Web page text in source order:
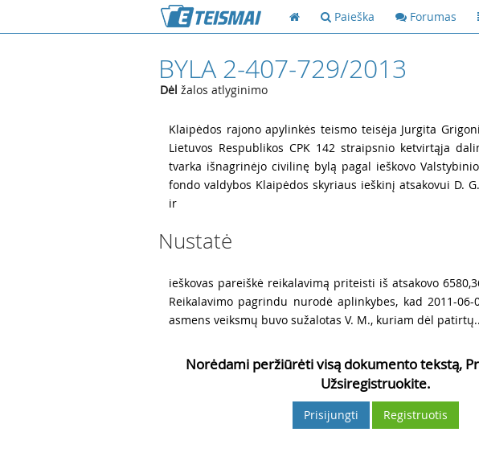
Paieška Forumas
BYLA 2-407-729/2013
Dėl žalos atlyginimo
Klaipėdos rajono apylinkės teismo teisėja Jurgita
Lietuvos Respublikos CPK 142 straipsnio ketvirtąja
tvarka išnagrinėjo civilinę bylą pagal ieškovo
fondo valdybos Klaipėdos skyriaus ieškinį atsakovui D.
ir
Nustatė
ieškovas pareiškė reikalavimą priteisti iš atsakovo
Reikalavimo pagrindu nurodė aplinkybes, kad 2011-
asmens veiksmų buvo sužalotas V. M., kuriam dėl
Norėdami peržiūrėti visą dokumento tekstą,
Užsiregistruokite.
Prisijungti Registruotis